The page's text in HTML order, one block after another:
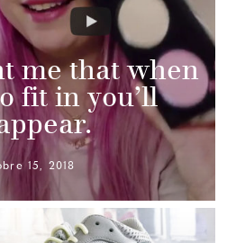
me that when
fit in you’ll
15, 2018